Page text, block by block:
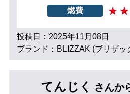
燃費
投稿日：2025年11月08日
ブランド：BLIZZAK (ブリザッ
てんじく さんか